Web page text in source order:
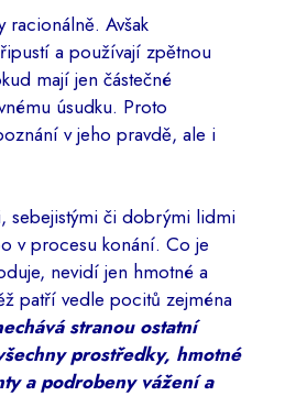
Avšak
a používají zpětnou
mají jen částečné
úsudku. Proto
v jeho pravdě, ale i
sebejistými či dobrými lidmi
v procesu konání. Co je
nevidí jen hmotné a
patří vedle pocitů zejména
stranou ostatní
prostředky, hmotné
a podrobeny vážení a